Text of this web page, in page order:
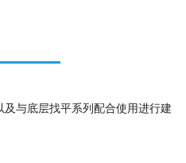
与底层找平系列配合使用进行建